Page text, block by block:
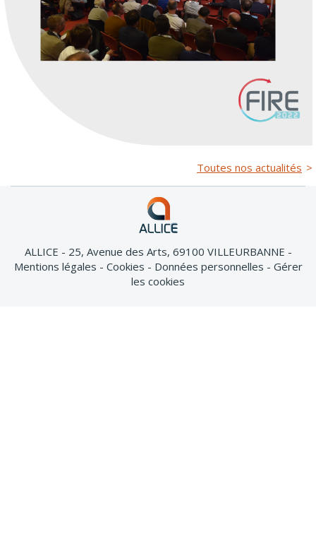
Toutes nos actualités
ALLICE - 25, Avenue des Arts, 69100 VILLEURBANNE
Mentions légales
Cookies Données personnelles
Gérer
les cookies